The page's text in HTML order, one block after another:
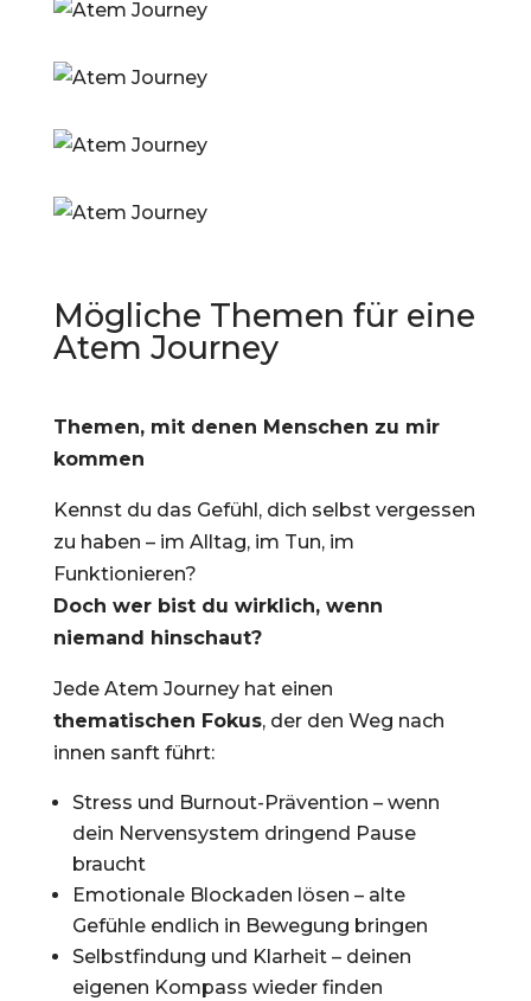
Mögliche Themen für eine
Atem Journey
Themen, mit denen Menschen zu mir
kommen
Kennst du das Gefühl, dich selbst vergessen
zu haben – im Alltag, im Tun, im
Funktionieren?
Doch wer bist du wirklich, wenn
niemand hinschaut?
Jede Atem Journey hat einen
thematischen Fokus, der den Weg nach
innen sanft führt:
Stress und Burnout-Prävention – wenn
dein Nervensystem dringend Pause
braucht
Emotionale Blockaden lösen – alte
Gefühle endlich in Bewegung bringen
Selbstfindung und Klarheit – deinen
eigenen Kompass wieder finden